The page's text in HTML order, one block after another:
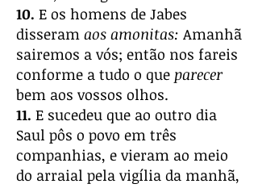
10. E os homens de Jabes
disseram aos amonitas: Amanhã
sairemos a vós; então nos fareis
conforme a tudo o que parecer
bem aos vossos olhos.
11. E sucedeu que ao outro dia
Saul pôs o povo em três
companhias, e vieram ao meio
do arraial pela vigília da manhã,